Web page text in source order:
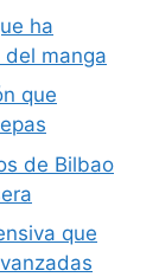
ha
manga
que
de Bilbao
que